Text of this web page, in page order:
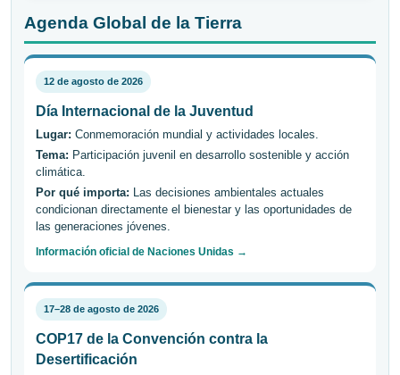
Agenda Global de la Tierra
12 de agosto de 2026
Día Internacional de la Juventud
Lugar: Conmemoración mundial y actividades locales.
Tema: Participación juvenil en desarrollo sostenible y acción
climática.
Por qué importa: Las decisiones ambientales actuales
condicionan directamente el bienestar y las oportunidades de
las generaciones jóvenes.
Información oficial de Naciones Unidas →
17–28 de agosto de 2026
COP17 de la Convención contra la
Desertificación